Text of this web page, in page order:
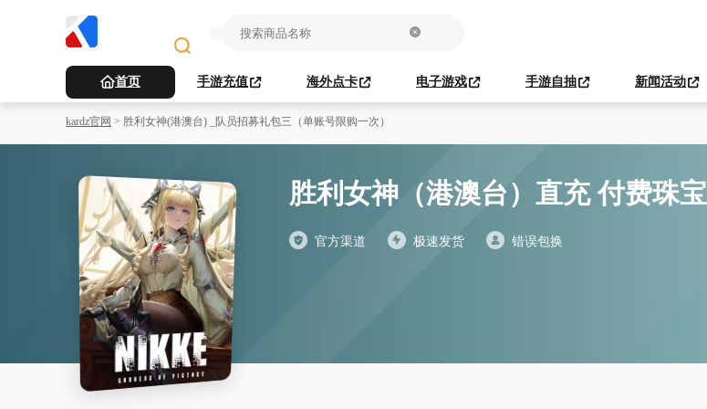
首页 手游充值 海外点卡 电子游戏 手游自抽 新闻活动
kardz官网 > 胜利女神(港澳台) _队员招募礼包三（单账号限购一次）
胜利女神（港澳台）直充 付费珠宝
官方渠道 极速发货 错误包换